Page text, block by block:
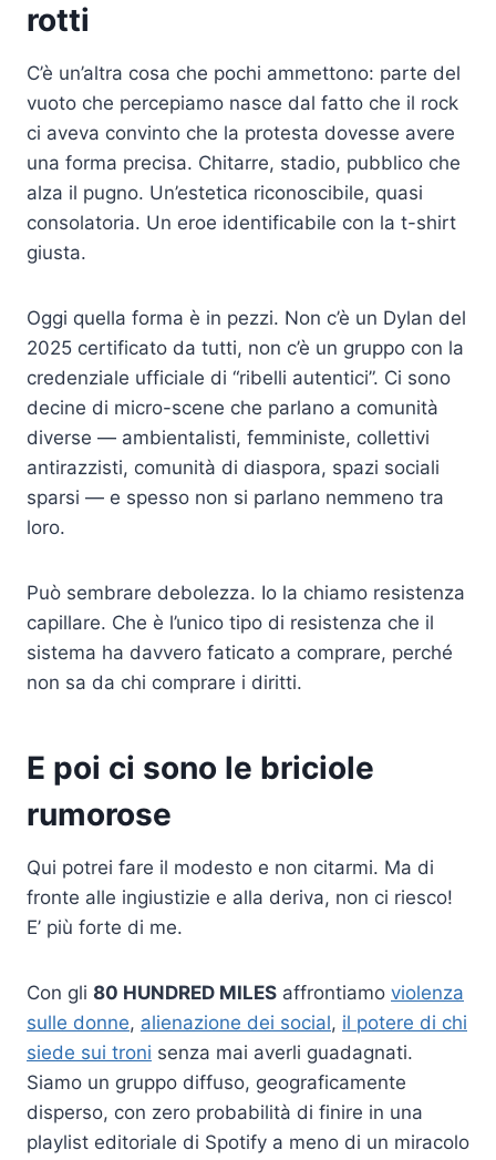
rotti
C’è un’altra cosa che pochi ammettono: parte del
vuoto che percepiamo nasce dal fatto che il rock
ci aveva convinto che la protesta dovesse avere
una forma precisa. Chitarre, stadio, pubblico che
alza il pugno. Un’estetica riconoscibile, quasi
consolatoria. Un eroe identificabile con la t-shirt
giusta.
Oggi quella forma è in pezzi. Non c’è un Dylan del
2025 certificato da tutti, non c’è un gruppo con la
credenziale ufficiale di “ribelli autentici”. Ci sono
decine di micro-scene che parlano a comunità
diverse — ambientalisti, femministe, collettivi
antirazzisti, comunità di diaspora, spazi sociali
sparsi — e spesso non si parlano nemmeno tra
loro.
Può sembrare debolezza. Io la chiamo resistenza
capillare. Che è l’unico tipo di resistenza che il
sistema ha davvero faticato a comprare, perché
non sa da chi comprare i diritti.
E poi ci sono le briciole
rumorose
Qui potrei fare il modesto e non citarmi. Ma di
fronte alle ingiustizie e alla deriva, non ci riesco!
E’ più forte di me.
Con gli 80 HUNDRED MILES affrontiamo violenza
sulle donne, alienazione dei social, il potere di chi
siede sui troni senza mai averli guadagnati.
Siamo un gruppo diffuso, geograficamente
disperso, con zero probabilità di finire in una
playlist editoriale di Spotify a meno di un miracolo